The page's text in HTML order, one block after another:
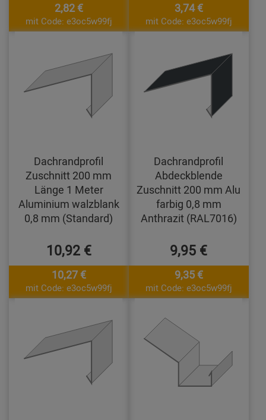
2,82 €
mit Code: e3oc5w99fj
3,74 €
mit Code: e3oc5w99fj
Dachrandprofil
Zuschnitt 200 mm
Länge 1 Meter
Aluminium walzblank
0,8 mm (Standard)
10,92 €
10,27 €
mit Code: e3oc5w99fj
Dachrandprofil
Abdeckblende
Zuschnitt 200 mm Alu
farbig 0,8 mm
Anthrazit (RAL7016)
9,95 €
9,35 €
mit Code: e3oc5w99fj